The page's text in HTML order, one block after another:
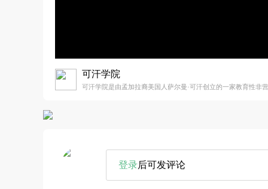
可汗学院
可汗学院是由孟加拉裔美国人萨尔曼·可汗创立的一家教育性非营
登录后可发评论